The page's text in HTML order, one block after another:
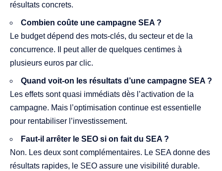
résultats concrets.
Combien coûte une campagne SEA ?
Le budget dépend des mots-clés, du secteur et de la
concurrence. Il peut aller de quelques centimes à
plusieurs euros par clic.
Quand voit-on les résultats d’une campagne SEA ?
Les effets sont quasi immédiats dès l’activation de la
campagne. Mais l’optimisation continue est essentielle
pour rentabiliser l’investissement.
Faut-il arrêter le SEO si on fait du SEA ?
Non. Les deux sont complémentaires. Le SEA donne des
résultats rapides, le SEO assure une visibilité durable.